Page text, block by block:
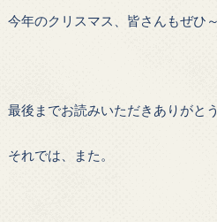
今年のクリスマス、皆さんもぜひ～
最後までお読みいただきありがと
それでは、また。